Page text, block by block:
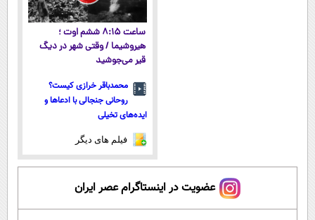
ساعت ۸:۱۵ ششم اوت ؛
هیروشیما / وقتی شهر در دیگ
قیر می‌جوشید
محمدباقر خرازی کیست؟
روحانی جنجالی با ادعاها و
ایده‌های تخیلی
فیلم های دیگر
عضویت در اینستاگرام عصر ایران